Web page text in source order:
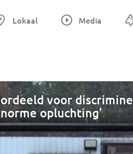
Lokaal Media
voor
opluchting’